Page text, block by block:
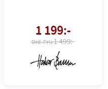
1 199:-
1 499:-